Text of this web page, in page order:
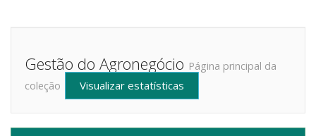
Gestão do Agronegócio Página principal da
coleção
Visualizar estatísticas